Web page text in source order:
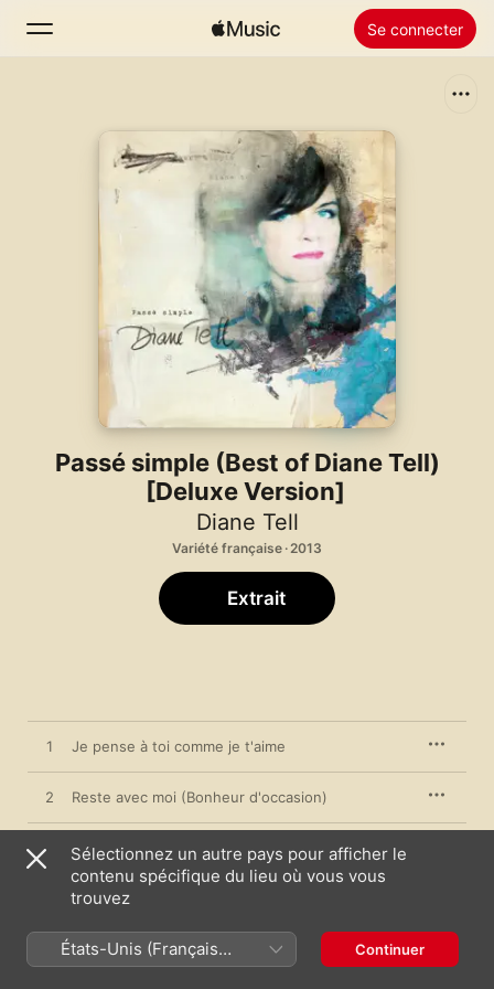
Se connecter
Nouveautés
Installer Apple Music
Passé simple (Best of Diane Tell)
[Deluxe Version]
Diane Tell
Variété française · 2013
Extrait
1 Je pense à toi comme je t'aime
2 Reste avec moi (Bonheur d'occasion)
3 Liaisons nombreuses
La légende de Jimmy
La maison où j'ai grandi
Sélectionnez un autre pays pour afficher le
contenu spécifique du lieu où vous vous
trouvez
États-Unis (Français
France)
Continuer